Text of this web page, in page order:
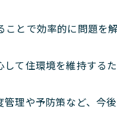
とで効率的に問題を解
て住環境を維持するた
理や予防策など、今